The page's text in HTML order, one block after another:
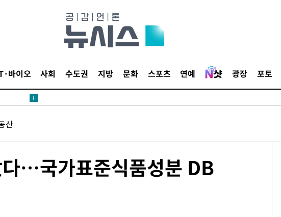
바이오 사회 수도권 지방 문화 스포츠 연예 광장 포토
산
…국가표준식품성분 DB